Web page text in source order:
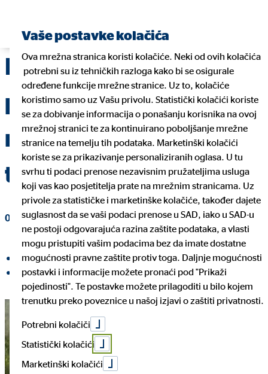
Backpacking odnosno
putovanje s
ruksakom: Sve što
trebate znati
01. lipnja 2023|OVB Allfinanz Croatia d.o.o.
Podijeli na Facebooku
Podijeli na LinkedInu
Vaše postavke kolačića
Ova mrežna stranica koristi kolačiće. Neki od ovih kolačića
potrebni su iz tehničkih razloga kako bi se osigurale
određene funkcije mrežne stranice. Uz to, kolačiće
koristimo samo uz Vašu privolu. Statistički kolačići koriste
se za dobivanje informacija o ponašanju korisnika na ovoj
mrežnoj stranici te za kontinuirano poboljšanje mrežne
stranice na temelju tih podataka. Marketinški kolačići
koriste se za prikazivanje personaliziranih oglasa. U tu
svrhu ti podaci prenose nezavisnim pružateljima usluga
koji vas kao posjetitelja prate na mrežnim stranicama. Uz
privole za statističke i marketinške kolačiće, također dajete
suglasnost da se vaši podaci prenose u SAD, iako u SAD-u
ne postoji odgovarajuća razina zaštite podataka, a vlasti
mogu pristupiti vašim podacima bez da imate dostatne
mogućnosti pravne zaštite protiv toga. Daljnje mogućnosti
postavki i informacije možete pronaći pod "Prikaži
pojedinosti". Te postavke možete prilagoditi u bilo kojem
trenutku preko poveznice u našoj izjavi o zaštiti privatnosti.
Potrebni kolačiči
Statistički kolačići
Marketinški kolačići